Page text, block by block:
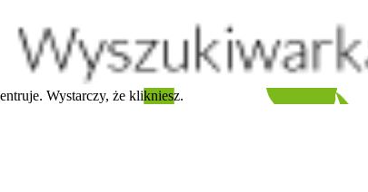
Wystarczy, że klikniesz.